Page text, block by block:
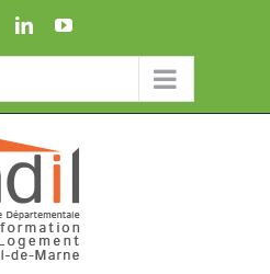
FacebookLinkedInYouTube